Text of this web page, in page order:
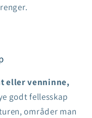
eller venninne,
godt fellesskap
områder man